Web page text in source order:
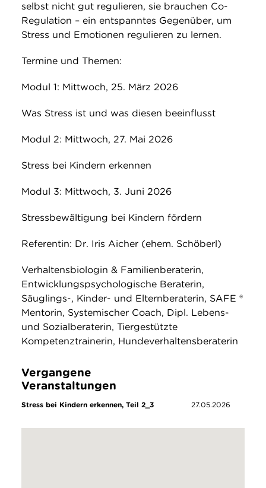
selbst nicht gut regulieren, sie brauchen Co-
Regulation – ein entspanntes Gegenüber, um
Stress und Emotionen regulieren zu lernen.
Termine und Themen:
Modul 1: Mittwoch, 25. März 2026
Was Stress ist und was diesen beeinflusst
Modul 2: Mittwoch, 27. Mai 2026
Stress bei Kindern erkennen
Modul 3: Mittwoch, 3. Juni 2026
Stressbewältigung bei Kindern fördern
Referentin: Dr. Iris Aicher (ehem. Schöberl)
Verhaltensbiologin & Familienberaterin,
Entwicklungspsychologische Beraterin,
Säuglings-, Kinder- und Elternberaterin, SAFE ®
Mentorin, Systemischer Coach, Dipl. Lebens-
und Sozialberaterin, Tiergestützte
Kompetenztrainerin, Hundeverhaltensberaterin
Vergangene
Veranstaltungen
Stress bei Kindern erkennen, Teil 2_3 27.05.2026